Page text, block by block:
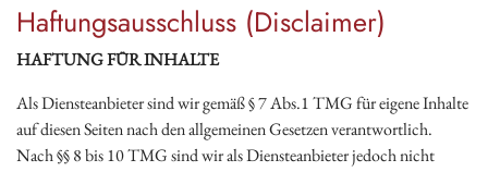
Haftungsausschluss (Disclaimer)
HAFTUNG FÜR INHALTE
Als Diensteanbieter sind wir gemäß § 7 Abs.1 TMG für eigene Inhalte
auf diesen Seiten nach den allgemeinen Gesetzen verantwortlich.
Nach §§ 8 bis 10 TMG sind wir als Diensteanbieter jedoch nicht